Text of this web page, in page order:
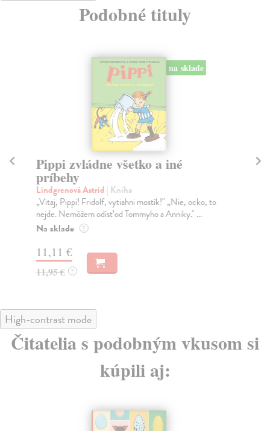
Podobné tituly
na sklade
Pippi zvládne všetko a iné
príbehy
Lindgrenová Astrid | Kniha
„Vitaj, Pippi! Fridolf, vytiahni mostík!" „Nie, ocko, to
nejde. Nemôžem odísť od Tommyho a Anniky." ...
Na sklade ?
11,11 €
11,95 € ?
High-contrast mode
Čitatelia s podobným vkusom si
kúpili aj: